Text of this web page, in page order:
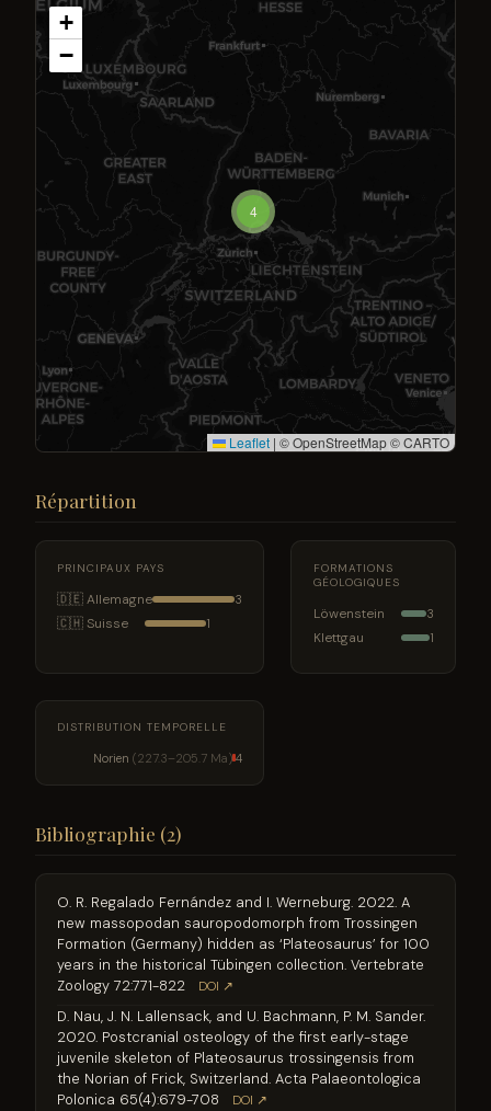
4
+
−
Leaflet | © OpenStreetMap © CARTO
Répartition
PRINCIPAUX PAYS
🇩🇪 Allemagne 3
🇨🇭 Suisse 1
FORMATIONS
GÉOLOGIQUES
Löwenstein 3
Klettgau 1
DISTRIBUTION TEMPORELLE
Norien (227.3–205.7 Ma) 4
Bibliographie (2)
O. R. Regalado Fernández and I. Werneburg. 2022. A
new massopodan sauropodomorph from Trossingen
Formation (Germany) hidden as ‘Plateosaurus’ for 100
years in the historical Tübingen collection. Vertebrate
Zoology 72:771-822
DOI ↗
D. Nau, J. N. Lallensack, and U. Bachmann, P. M. Sander.
2020. Postcranial osteology of the first early-stage
juvenile skeleton of Plateosaurus trossingensis from
the Norian of Frick, Switzerland. Acta Palaeontologica
Polonica 65(4):679-708
DOI ↗